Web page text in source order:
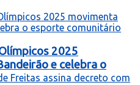
2025
e celebra o